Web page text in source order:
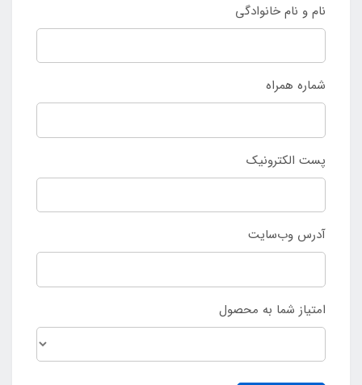
نام و نام خانوادگی
شماره همراه
پست الکترونیک
آدرس وب‌سایت
امتیاز شما به محصول